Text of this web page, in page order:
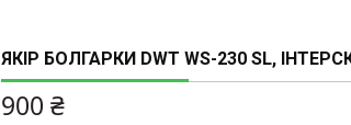
ЯКІР БОЛГАРКИ DWT WS-230 SL,
900 ₴